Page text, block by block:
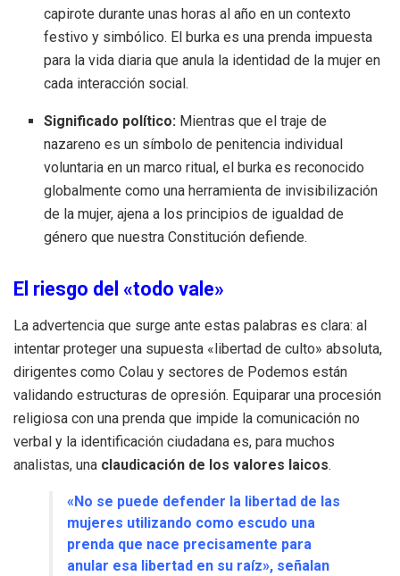
capirote durante unas horas al año en un contexto
festivo y simbólico. El burka es una prenda impuesta
para la vida diaria que anula la identidad de la mujer en
cada interacción social.
Significado político: Mientras que el traje de
nazareno es un símbolo de penitencia individual
voluntaria en un marco ritual, el burka es reconocido
globalmente como una herramienta de invisibilización
de la mujer, ajena a los principios de igualdad de
género que nuestra Constitución defiende.
El riesgo del «todo vale»
La advertencia que surge ante estas palabras es clara: al
intentar proteger una supuesta «libertad de culto» absoluta,
dirigentes como Colau y sectores de Podemos están
validando estructuras de opresión. Equiparar una procesión
religiosa con una prenda que impide la comunicación no
verbal y la identificación ciudadana es, para muchos
analistas, una claudicación de los valores laicos.
«No se puede defender la libertad de las
mujeres utilizando como escudo una
prenda que nace precisamente para
anular esa libertad en su raíz», señalan